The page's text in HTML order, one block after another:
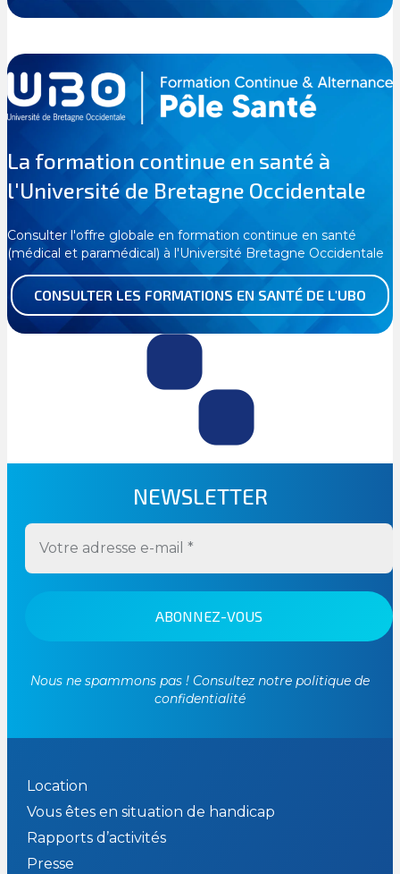
La formation continue en santé à
l'Université de Bretagne Occidentale
Consulter l'offre globale en formation continue en santé
(médical et paramédical) à l'Université Bretagne Occidentale
CONSULTER LES FORMATIONS EN SANTÉ DE L'UBO
NEWSLETTER
Nous ne spammons pas ! Consultez notre politique de
confidentialité
Location
Vous êtes en situation de handicap
Rapports d’activités
Presse